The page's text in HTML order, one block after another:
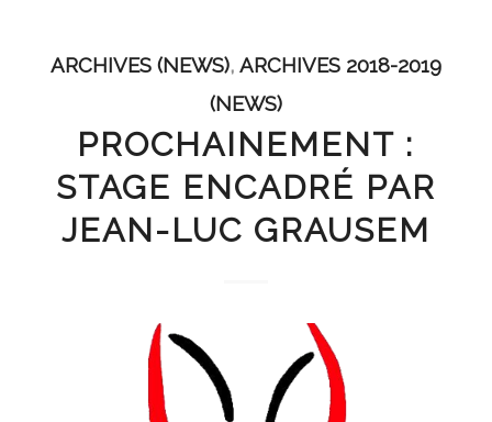
ARCHIVES (NEWS), ARCHIVES 2018-2019
(NEWS)
PROCHAINEMENT :
STAGE ENCADRÉ PAR
JEAN-LUC GRAUSEM